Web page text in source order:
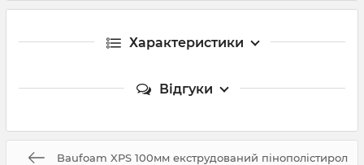
Характеристики
Відгуки
Baufoam XPS 100мм екструдований пінополістирол